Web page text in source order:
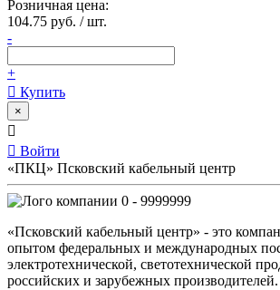
Розничная цена:
104.75 руб. / шт.
-
+
Купить
×
Войти
«ПКЦ» Псковский кабельный центр
0 - 9999999
«Псковский кабельный центр» - это
опытом федеральных и международных
электротехнической, светотехнической
российских и зарубежных производителей.